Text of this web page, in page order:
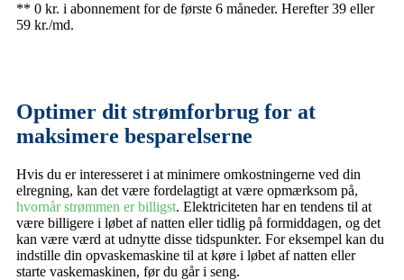
** 0 kr. i abonnement for de første 6 måneder. Herefter 39 eller
59 kr./md.
Optimer dit strømforbrug for at
maksimere besparelserne
Hvis du er interesseret i at minimere omkostningerne ved din
elregning, kan det være fordelagtigt at være opmærksom på,
hvornår strømmen er billigst. Elektriciteten har en tendens til at
være billigere i løbet af natten eller tidlig på formiddagen, og det
kan være værd at udnytte disse tidspunkter. For eksempel kan du
indstille din opvaskemaskine til at køre i løbet af natten eller
starte vaskemaskinen, før du går i seng.